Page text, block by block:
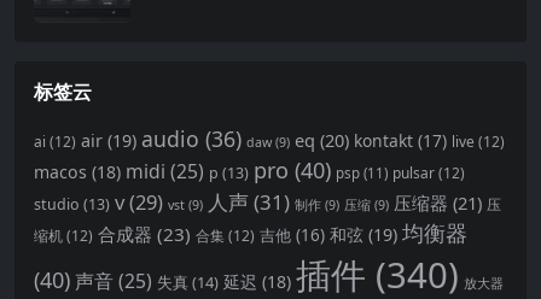
标签云
ai (12) air (19) audio (36) daw (9) eq (20) kontakt (17) live (12)
macos (18) midi (25) p (13) pro (40) psp (11) pulsar(12)
studio (13) v(29) vst (9) 人声(31) 制作 (9) 压缩 (9) 压缩器 (21) 压
缩机(12) 合成器 (23) 合集(12) 吉他 (16) 和弦 (19) 均衡器
(40) 声音(25) 失真(14) 延迟 (18) 插件 (340) 放大器